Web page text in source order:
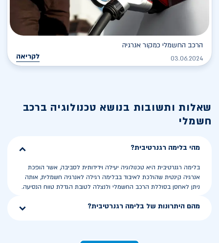
הרכב החשמלי כמקור אנרגיה
03.06.2024 לקריאה
שאלות ותשובות בנושא טכנולוגיה ברכב
חשמלי
מהי בלימה רגנרטיבית?
בלימה רגנרטיבית היא טכנולוגיה יעילה וידידותית לסביבה, אשר הופכת
אנרגיה קינטית שהולכת לאיבוד בבלימה רגילה לאנרגיה חשמלית, אותה
ניתן לאחסן בסוללת הרכב החשמלי ולנצלה לטובת הגדלת טווח הנסיעה.
מהם היתרונות של בלימה רגנרטיבית?